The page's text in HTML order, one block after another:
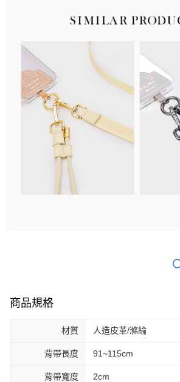
商品規格
材質 人造皮革/滌綸
背帶長度 91~115cm
背帶寬度 2cm